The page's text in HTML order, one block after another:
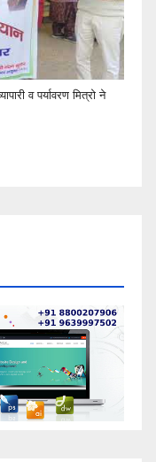
व पर्यावरण मित्रो ने